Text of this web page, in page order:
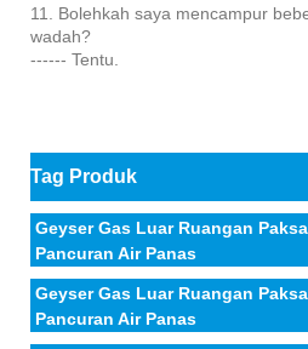
11. Bolehkah saya mencampur
wadah?
------ Tentu.
Tag Produk
Geyser Gas Luar Ruangan
Pancuran Air Panas
Geyser Gas Luar Ruangan
Pancuran Air Panas